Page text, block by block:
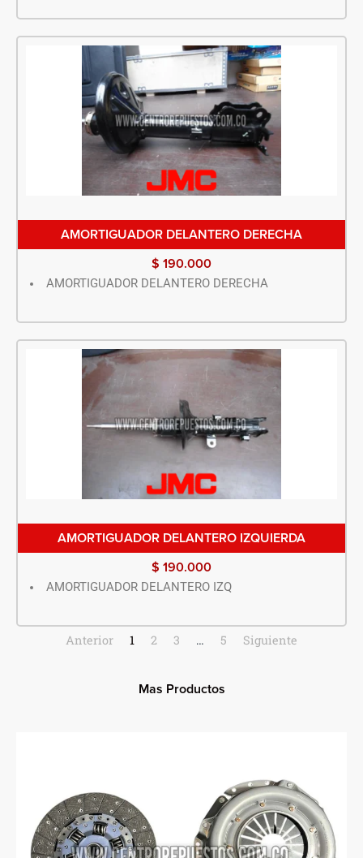
AMORTIGUADOR DELANTERO DERECHA
$ 190.000
AMORTIGUADOR DELANTERO DERECHA
AMORTIGUADOR DELANTERO IZQUIERDA
$ 190.000
AMORTIGUADOR DELANTERO IZQ
Anterior 1 2 3 … 5 Siguiente
Mas Productos